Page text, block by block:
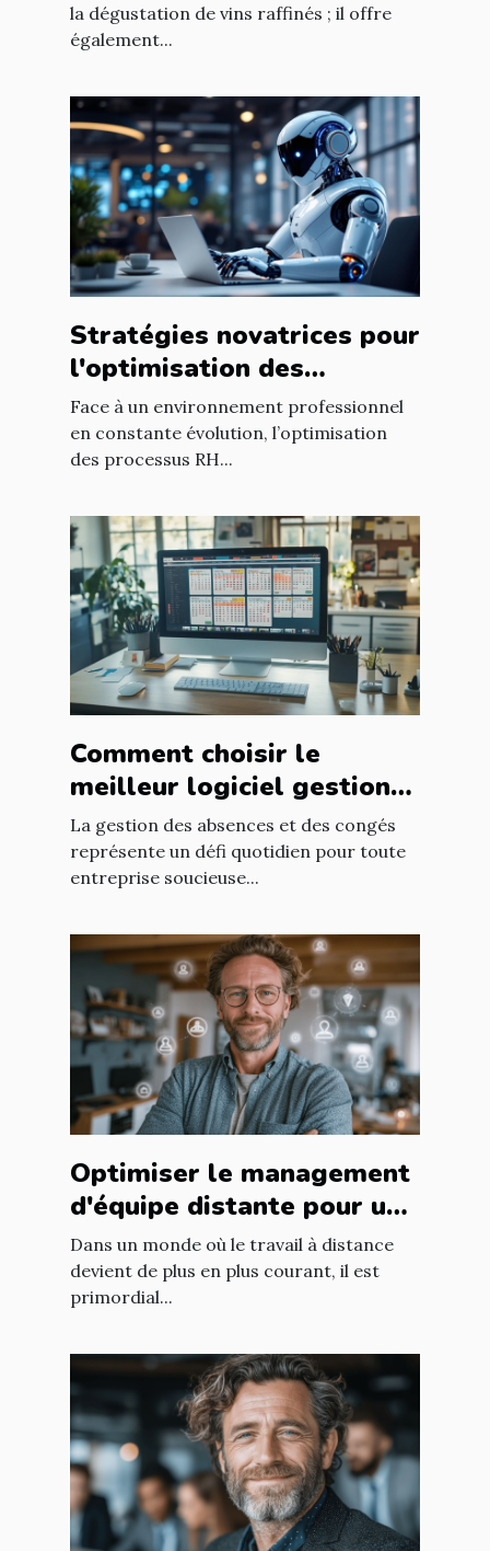
la dégustation de vins raffinés ; il offre
également...
Stratégies novatrices pour
l'optimisation des
processus RH en
entreprise
Face à un environnement professionnel
en constante évolution, l’optimisation
des processus RH...
Comment choisir le
meilleur logiciel gestion
congés pour votre
entreprise ?
La gestion des absences et des congés
représente un défi quotidien pour toute
entreprise soucieuse...
Optimiser le management
d'équipe distante pour une
productivité accrue
Dans un monde où le travail à distance
devient de plus en plus courant, il est
primordial...